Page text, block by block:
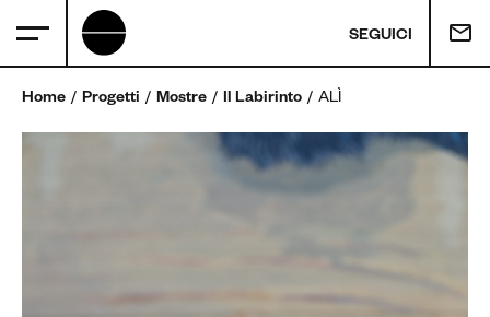
SEGUICI
Home Progetti Mostre Il Labirinto ALÌ